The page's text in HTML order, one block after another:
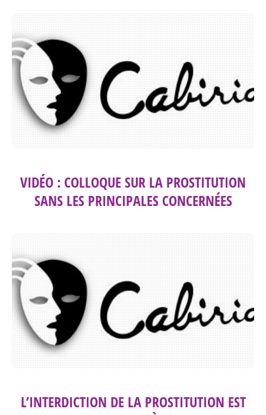
VIDÉO : COLLOQUE SUR LA PROSTITUTION
SANS LES PRINCIPALES CONCERNÉES
L’INTERDICTION DE LA PROSTITUTION EST